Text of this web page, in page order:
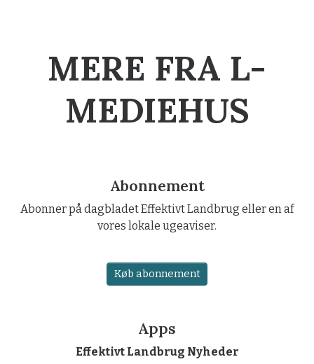
MERE FRA L-
MEDIEHUS
Abonnement
Abonner på dagbladet Effektivt Landbrug eller en af
vores lokale ugeaviser.
Køb abonnement
Apps
Effektivt Landbrug Nyheder